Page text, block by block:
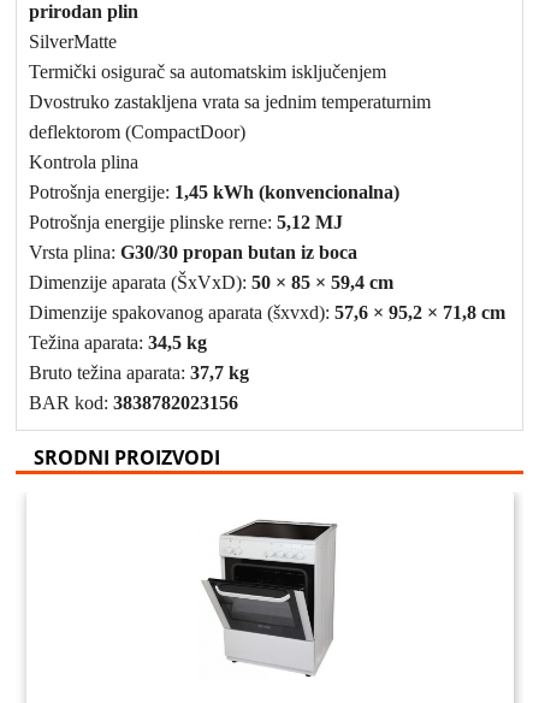
prirodan plin
SilverMatte
Termički osigurač sa automatskim isključenjem
Dvostruko zastakljena vrata sa jednim temperaturnim
deflektorom (CompactDoor)
Kontrola plina
Potrošnja energije: 1,45 kWh (konvencionalna)
Potrošnja energije plinske rerne:5,12 MJ
Vrsta plina:G30/30 propan butan iz boca
Dimenzije aparata (ŠxVxD):50 × 85 × 59,4 cm
Dimenzije spakovanog aparata (šxvxd):57,6 × 95,2 × 71,8 cm
Težina aparata:34,5 kg
Bruto težina aparata:37,7 kg
BAR kod:3838782023156
SRODNI PROIZVODI